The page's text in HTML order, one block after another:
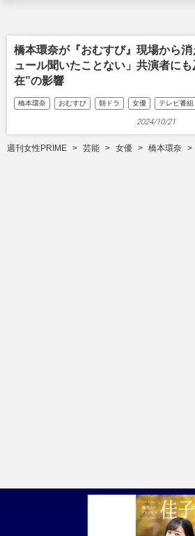
橋本環奈が『おむすび』現場から
ュール聞いたことない」共演者に
在”の影響
橋本環奈 おむすび 朝ドラ 女優 テレビ番組
2024/10/21
週刊女性PRIME 芸能 女優 橋本環奈